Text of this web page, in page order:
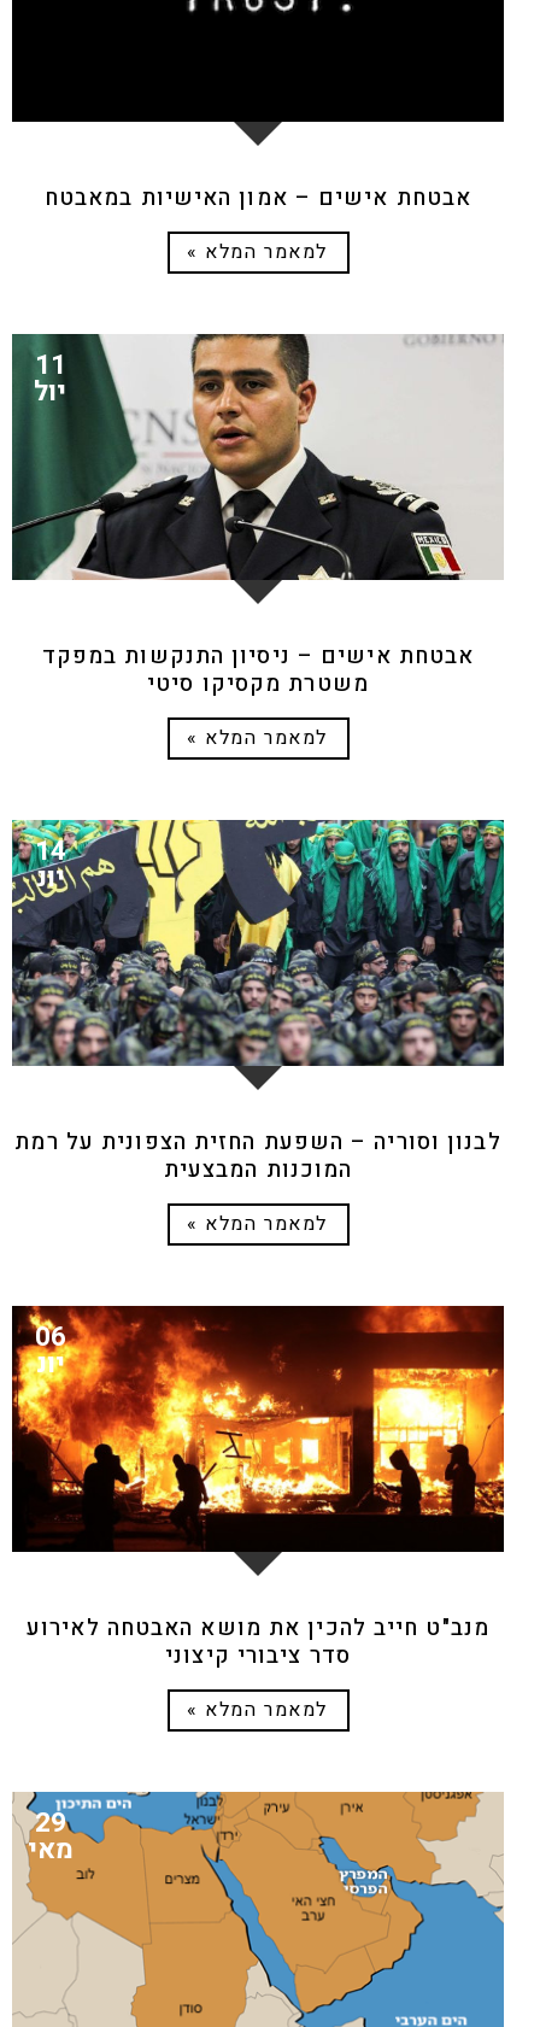
אבטחת אישים – אמון האישיות במאבטח
למאמר המלא »
אבטחת אישים – ניסיון התנקשות במפקד
משטרת מקסיקו סיטי
11
יול
למאמר המלא »
לבנון וסוריה – השפעת החזית הצפונית על רמת
המוכנות המבצעית
14
יונ
למאמר המלא »
מנב"ט חייב להכין את מושא האבטחה לאירוע
סדר ציבורי קיצוני
06
יונ
למאמר המלא »
29
מאי